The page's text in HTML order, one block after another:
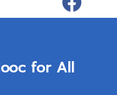
for All